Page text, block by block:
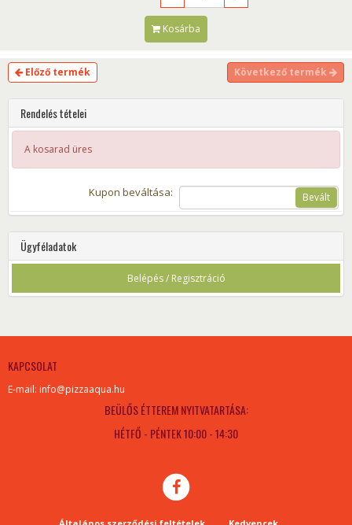
Kosárba
Előző termék Következő termék
Rendelés tételei
A kosarad üres
Kupon beváltása: Bevált
Ügyféladatok
Belépés / Regisztráció
KAPCSOLAT
E-mail: info@pizzaaqua.hu
BEÜLŐS ÉTTEREM NYITVATARTÁSA:
HÉTFŐ - PÉNTEK 10:00 - 14:30
Általános szerződési feltételek Kedvencek